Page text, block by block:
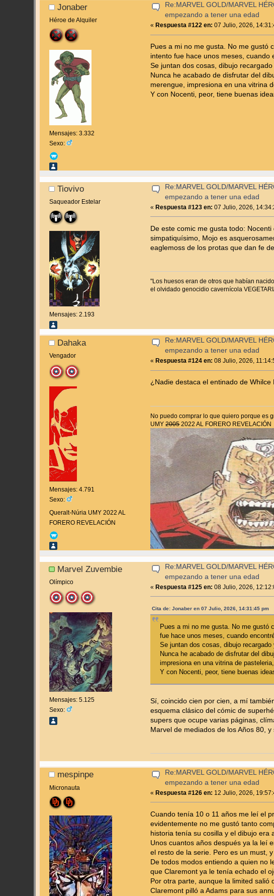
Jonaber
Héroe de Alquiler
Mensajes: 3.332
Sexo:
Re:MARVEL GOLD/MARVEL
empezando a tener una edad
« Respuesta #122 en: 07 Julio, 2026,
Pues a mi no me gusta. No me gustó
intento fue hace unos meses,
Se juntan dos cosas, dibujo
Nunca he acabado de disfrutar del
merengue, impresiona en una vitrina
Y con Nocenti, peor, tiene buenas
Tiovivo
Saqueador Estelar
Mensajes: 2.193
Re:MARVEL GOLD/MARVEL
empezando a tener una edad
«Respuesta #123 en: 07 Julio, 2026,
De este comic me gusta todo:
simpatiquísimo, Mojo es
eaglemoss de los protas que dan fe de
"Los huesos eran de otros que habían
el olvidado genocidio cavernícola
Dahaka
Vengador
Mensajes: 4.791
Sexo:
Queralt-Núria UMY 2022 AL
FORERO REVELACIÓN
Re:MARVEL GOLD/MARVEL
empezando a tener una edad
« Respuesta #124 en: 08 Julio, 2026,
¿Nadie destaca el entinado de
No puedo comprar lo que quiero porque es
UMY20052022 AL FORERO REVELACIÓN
Marvel Zuvembie
Olímpico
Mensajes: 5.125
Sexo:
Re:MARVEL GOLD/MARVEL
empezando a tener una edad
« Respuesta #125 en: 08 Julio, 2026,
Cita de: Jonaber en 07 Julio, 2026, 14:31:45 pm
Pues a mi no me gusta. No me gustó
fue hace unos meses, cuando
Se juntan dos cosas, dibujo recargado
Nunca he acabado de disfrutar del
impresiona en una vitrina de
Y con Nocenti, peor, tiene buenas
Sí, coincido cien por cien, a mí
esquema clásico del cómic de
supers que ocupe varias páginas,
Marvel de mediados de los Años 80,
mespinpe
Micronauta
Re:MARVEL GOLD/MARVEL
empezando a tener una edad
«Respuesta #126 en: 12 Julio, 2026,
Cuando tenía 10 o 11 años me leí el
evidentemente no me gustó tanto
historia tenía su cosilla y el dibujo era
Unos cuantos años después ya la leí
el resto de la serie. Pero es un must,
De todos modos entiendo a quien no
que Claremont ya le tenía echado el
Por otra parte, aunque la limited
Claremont pilló a Adams para sus